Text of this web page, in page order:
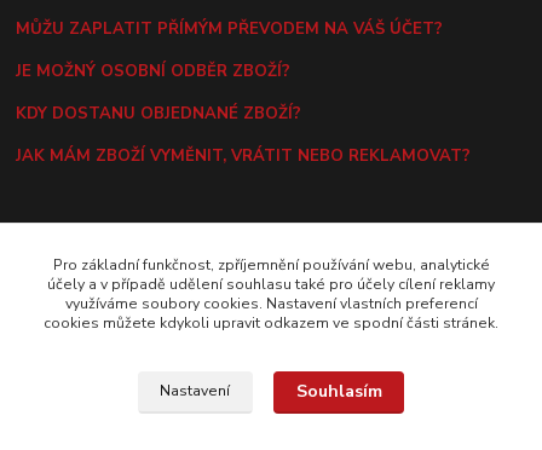
MŮŽU ZAPLATIT PŘÍMÝM PŘEVODEM NA VÁŠ ÚČET?
JE MOŽNÝ OSOBNÍ ODBĚR ZBOŽÍ?
KDY DOSTANU OBJEDNANÉ ZBOŽÍ?
JAK MÁM ZBOŽÍ VYMĚNIT, VRÁTIT NEBO REKLAMOVAT?
E-MAIL
hlavac@daranus.cz
(+420) 724 215 294 (10.00-18.00 hod.)
Pro základní funkčnost, zpříjemnění používání webu, analytické
účely a v případě udělení souhlasu také pro účely cílení reklamy
využíváme soubory cookies. Nastavení vlastních preferencí
cookies můžete kdykoli upravit odkazem ve spodní části stránek.
Nastavení Souhlasím